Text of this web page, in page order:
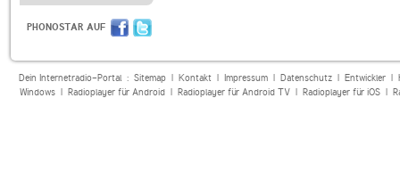
PHONOSTAR AUF
Dein Internetradio-Portal : Sitemap| Kontakt| Impressum| Datenschutz| Entwickler|
Windows| Radioplayer für Android| Radioplayer für Android TV| Radioplayer für iOS|